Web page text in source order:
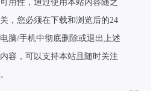
用性，通过使用本站内容随之
，您必须在下载和浏览后的24
脑/手机中彻底删除或退出上述
容，可以支持本站且随时关注